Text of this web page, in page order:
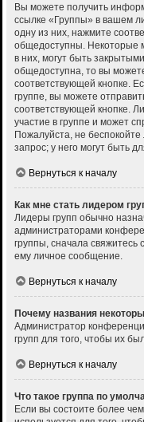
Вы можете получить
ссылке «Группы» в вашем
одну из них, нажмите
общедоступны. Некоторые
в них, могут быть
общедоступна, то вы
соответствующей кнопке.
группе, вы можете
соответствующей кнопке.
участие в группе и может
Пожалуйста, не
запрос; у него могут быть
Вернуться к началу
Как мне стать лидером
Лидеры групп обычно
администраторами
группы, сначала свяжитесь
ему личное сообщение.
Вернуться к началу
Почему названия
Администратор
групп для того, чтобы их
Вернуться к началу
Что такое группа по
Если вы состоите более